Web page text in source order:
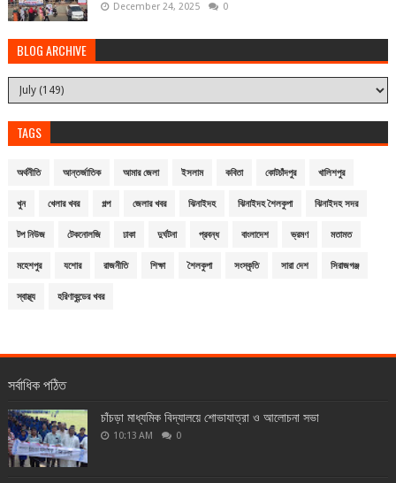
December 24, 2025 0
BLOG ARCHIVE
TAGS
অর্থনীতি আন্তর্জাতিক আমার জেলা ইসলাম কবিতা কোটচাঁদপুর খালিশপুর
খুন খেলার খবর গল্প জেলার খবর ঝিনাইদহ ঝিনাইদহ শৈলকুপা ঝিনাইদহ সদর
টপ নিউজ টেকনোলজি ঢাকা দুর্ঘটনা প্রবন্ধ বাংলাদেশ ভ্রমণ মতামত
মহেশপুর যশোর রাজনীতি শিক্ষা শৈলকুপা সংস্কৃতি সারা দেশ সিরাজগঞ্জ
স্বাস্থ্য হরিণাকুন্ডের খবর
সর্বাধিক পঠিত
চাঁচড়া মাধ্যমিক বিদ্যালয়ে শোভাযাত্রা ও আলোচনা সভা
10:13 AM 0